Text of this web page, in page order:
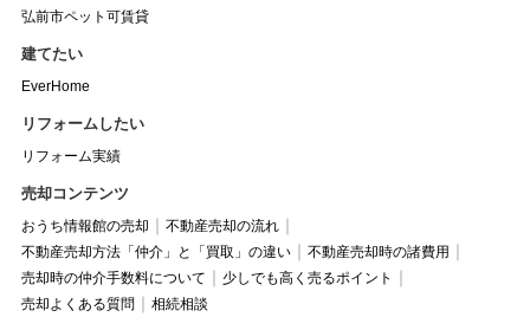
弘前市ペット可賃貸
建てたい
EverHome
リフォームしたい
リフォーム実績
売却コンテンツ
おうち情報館の売却
不動産売却の流れ
不動産売却方法「仲介」と「買取」の違い
不動産売却時の諸費用
売却時の仲介手数料について
少しでも高く売るポイント
売却よくある質問
相続相談